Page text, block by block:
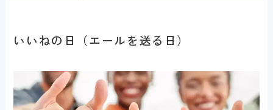
いいねの日（エールを送る日）